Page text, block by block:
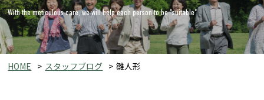
With the meticulous care, we will help each person to be "suitable"
HOME スタッフブログ 雛人形